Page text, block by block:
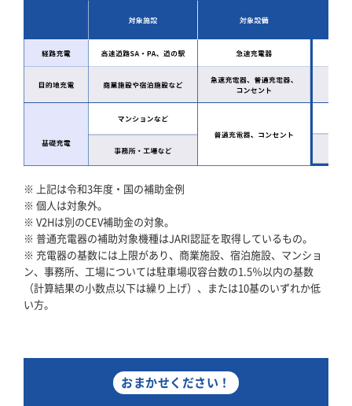
※ 上記は令和3年度・国の補助金例
※ 個人は対象外。
※ V2Hは別のCEV補助金の対象。
※ 普通充電器の補助対象機種はJARI認証を取得しているもの。
※ 充電器の基数には上限があり、商業施設、宿泊施設、マンショ
ン、事務所、工場については駐車場収容台数の1.5％以内の基数
（計算結果の小数点以下は繰り上げ）、または10基のいずれか低
い方。
おまかせください！